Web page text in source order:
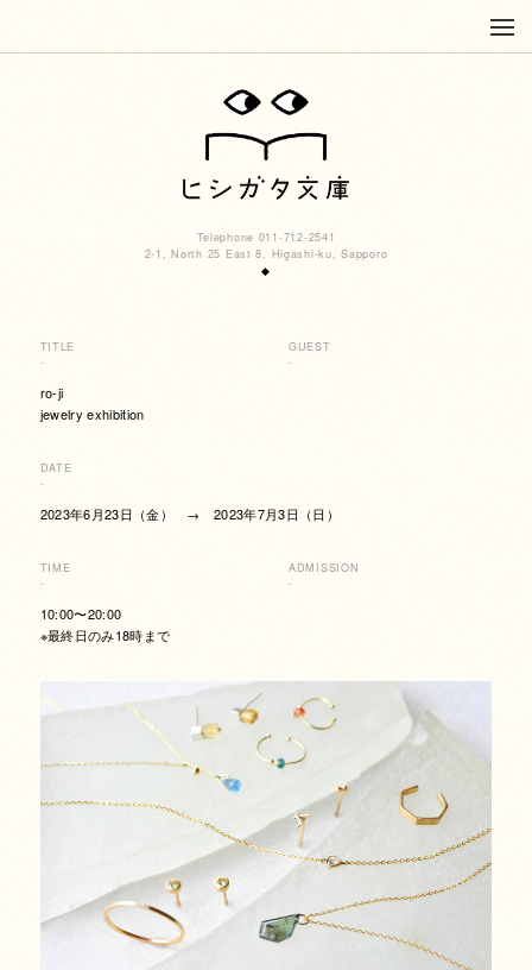
Telephone 011-712-2541
2-1, North 25 East 8, Higashi-ku, Sapporo
◆
TITLE
-
ro-ji
jewelry exhibition
GUEST
-
DATE
-
2023年6月23日（金） → 2023年7月3日（日）
TIME
-
10:00〜20:00
※最終日のみ18時まで
ADMISSION
-